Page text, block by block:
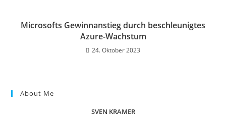
Microsofts Gewinnanstieg durch beschleunigtes
Azure-Wachstum
24. Oktober 2023
About Me
SVEN KRAMER